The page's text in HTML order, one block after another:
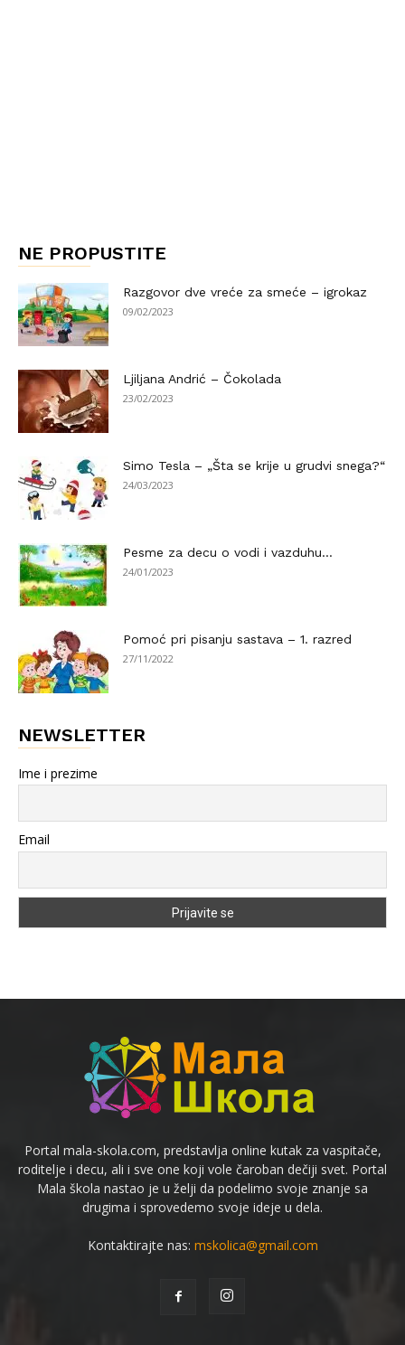
NE PROPUSTITE
Razgovor dve vreće za smeće – igrokaz
09/02/2023
Ljiljana Andrić – Čokolada
23/02/2023
Simo Tesla – „Šta se krije u grudvi snega?“
24/03/2023
Pesme za decu o vodi i vazduhu…
24/01/2023
Pomoć pri pisanju sastava – 1. razred
27/11/2022
NEWSLETTER
Ime i prezime
Email
Portal mala-skola.com, predstavlja online kutak za vaspitače,
roditelje i decu, ali i sve one koji vole čaroban dečiji svet. Portal
Mala škola nastao je u želji da podelimo svoje znanje sa
drugima i sprovedemo svoje ideje u dela.
Kontaktirajte nas: mskolica@gmail.com